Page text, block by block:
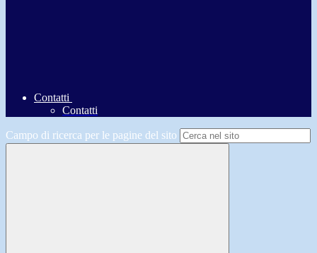
Contatti
Contatti
Campo di ricerca per le pagine del sito